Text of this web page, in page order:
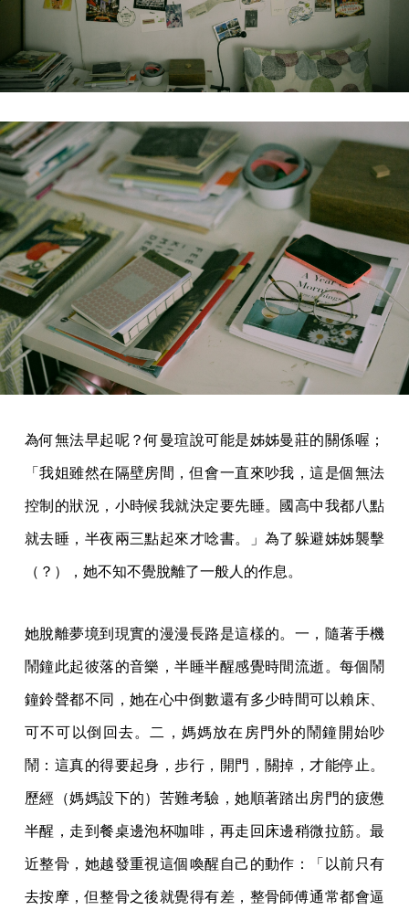
為何無法早起呢？何曼瑄說可能是姊姊曼莊的關係喔；
「我姐雖然在隔壁房間，但會一直來吵我，這是個無法
控制的狀況，小時候我就決定要先睡。國高中我都八點
就去睡，半夜兩三點起來才唸書。」為了躲避姊姊襲擊
（？），她不知不覺脫離了一般人的作息。
她脫離夢境到現實的漫漫長路是這樣的。一，隨著手機
鬧鐘此起彼落的音樂，半睡半醒感覺時間流逝。每個鬧
鐘鈴聲都不同，她在心中倒數還有多少時間可以賴床、
可不可以倒回去。二，媽媽放在房門外的鬧鐘開始吵
鬧：這真的得要起身，步行，開門，關掉，才能停止。
歷經（媽媽設下的）苦難考驗，她順著踏出房門的疲憊
半醒，走到餐桌邊泡杯咖啡，再走回床邊稍微拉筋。最
近整骨，她越發重視這個喚醒自己的動作：「以前只有
去按摩，但整骨之後就覺得有差，整骨師傅通常都會逼